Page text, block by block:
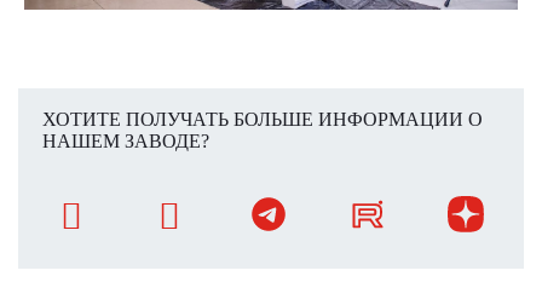
ХОТИТЕ ПОЛУЧАТЬ БОЛЬШЕ ИНФОРМАЦИИ О
НАШЕМ ЗАВОДЕ?